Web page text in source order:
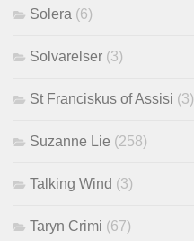
Solera (6)
Solvarelser (3)
St Franciskus of Assisi (3)
Suzanne Lie (258)
Talking Wind (3)
Taryn Crimi (67)